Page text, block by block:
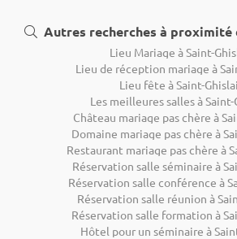
Autres recherches à proximité
Lieu Mariage à Saint-
Lieu de réception mariage à
Lieu fête à Saint-
Les meilleures salles à Saint-
Château mariage pas chère à
Domaine mariage pas chère à
Restaurant mariage pas chère à
Réservation salle séminaire à
Réservation salle conférence à
Réservation salle réunion à
Réservation salle formation à
Hôtel pour un séminaire à